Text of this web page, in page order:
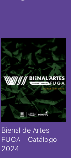
Bienal de Artes
FUGA - Catálogo
2024